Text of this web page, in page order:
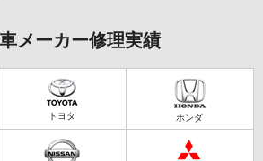
メーカー修理実績
トヨタ ホンダ